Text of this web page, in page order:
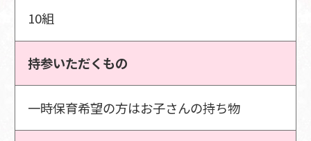
10組
持参いただくもの
一時保育希望の方はお子さんの持ち物